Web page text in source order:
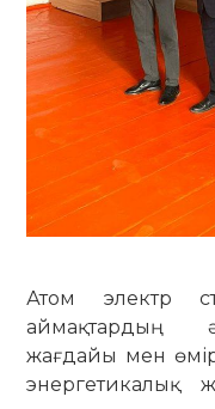
Атом электр
аймақтардың
жағдайы мен
энергетикалық